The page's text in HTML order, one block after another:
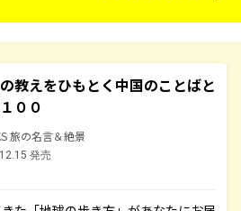
教えをひもとく中国のことばと
００
旅の名言＆絶景
発売